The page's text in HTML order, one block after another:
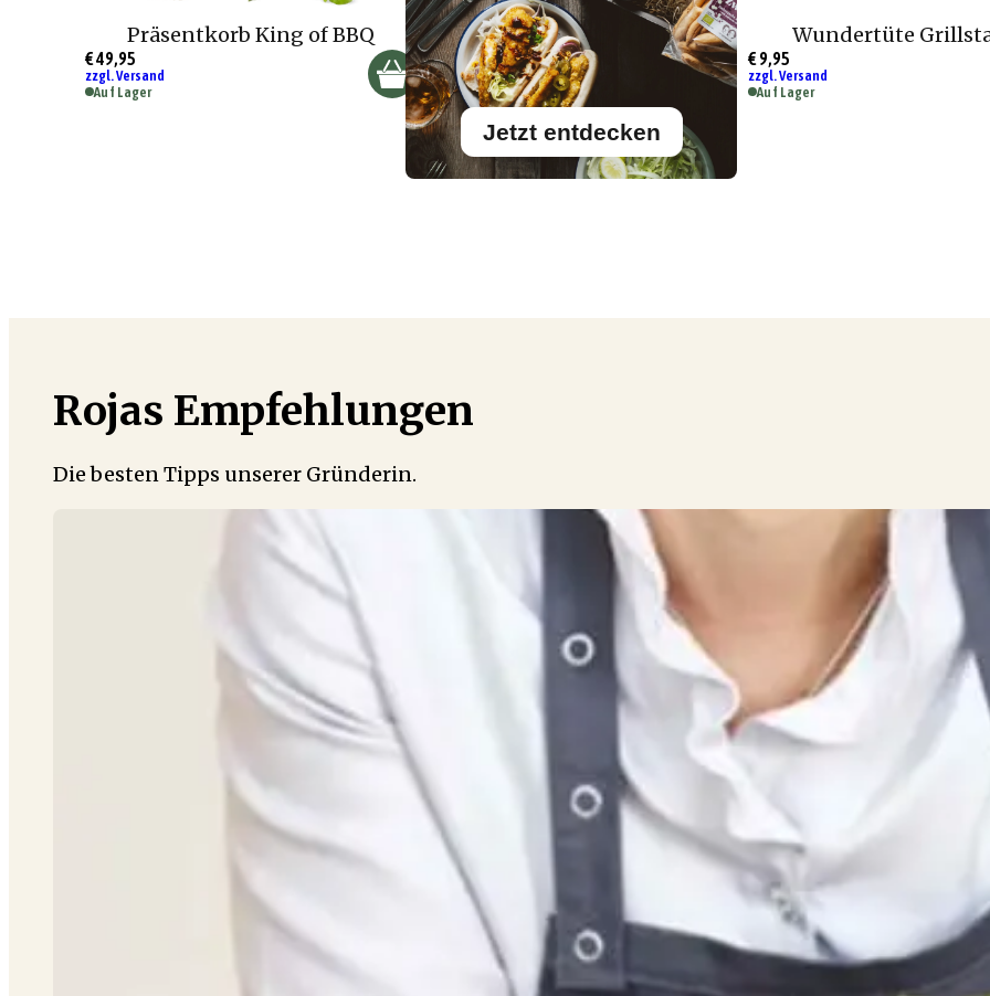
Präsentkorb King of BBQ
€ 49,95
zzgl. Versand
Auf Lager
Jetzt entdecken
Wundertüte
€ 9,95
zzgl. Versand
Auf Lager
Rojas Empfehlungen
Die besten Tipps unserer Gründerin.